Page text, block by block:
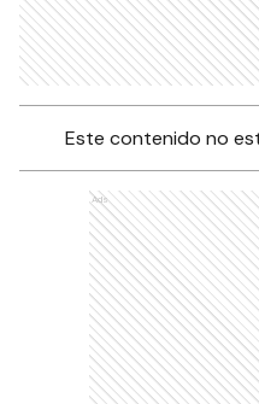
Este contenido no
Ads